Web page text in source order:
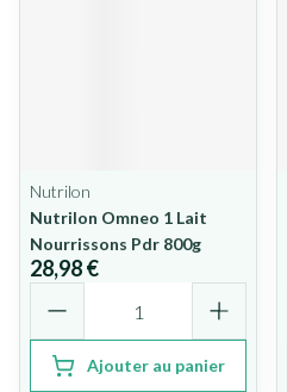
Nutrilon
Nutrilon Omneo 1 Lait
Nourrissons Pdr 800g
28,98 €
Ajouter au panier